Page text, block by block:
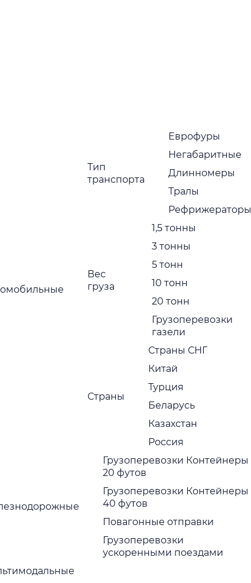
Тип
транспорта
Еврофуры
Негабаритные
Длинномеры
Тралы
Рефрижераторы
Вес
груза
1,5 тонны
3 тонны
5 тонн
10 тонн
20 тонн
Грузоперевозки
газели
Страны
Страны СНГ
Китай
Турция
Беларусь
Казахстан
Россия
Грузоперевозки Контейнеры
20 футов
Грузоперевозки Контейнеры
40 футов
Повагонные отправки
Грузоперевозки
ускоренными поездами
на кнопку отправить Вы соглашаетесь с политикой